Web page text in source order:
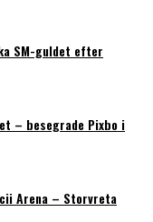
SM-guldet efter
– besegrade Pixbo i
Arena – Storvreta